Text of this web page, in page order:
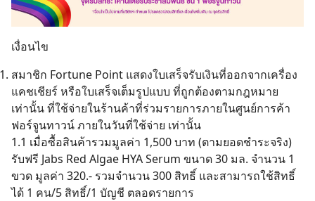
เงื่อนไข
สมาชิก Fortune Point แสดงใบเสร็จรับเงินที่ออกจากเครื่อง
แคชเชียร์ หรือใบเสร็จเต็มรูปแบบ ที่ถูกต้องตามกฎหมาย
เท่านั้น ที่ใช้จ่ายในร้านค้าที่ร่วมรายการภายในศูนย์การค้า
ฟอร์จูนทาวน์ ภายในวันที่ใช้จ่าย เท่านั้น
1.1 เมื่อซื้อสินค้ารวมมูลค่า 1,500 บาท (ตามยอดชำระจริง)
รับฟรี Jabs Red Algae HYA Serum ขนาด 30 มล. จำนวน 1
ขวด มูลค่า 320.- รวมจำนวน 300 สิทธิ์ และสามารถใช้สิทธิ์
ได้ 1 คน/5 สิทธิ์/1 บัญชี ตลอดรายการ